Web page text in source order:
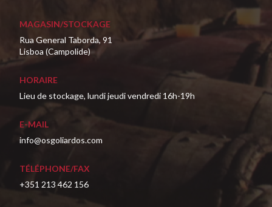
MAGASIN/STOCKAGE
Rua General Taborda, 91
Lisboa (Campolide)
HORAIRE
Lieu de stockage, lundi jeudi vendredi 16h-19h
E-MAIL
info@osgoliardos.com
TÉLÉPHONE/FAX
+351 213 462 156